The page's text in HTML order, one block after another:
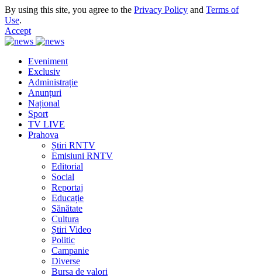
By using this site, you agree to the Privacy Policy and Terms of
Use.
Accept
Eveniment
Exclusiv
Administrație
Anunțuri
Național
Sport
TV LIVE
Prahova
Știri RNTV
Emisiuni RNTV
Editorial
Social
Reportaj
Educație
Sănătate
Cultura
Știri Video
Politic
Campanie
Diverse
Bursa de valori